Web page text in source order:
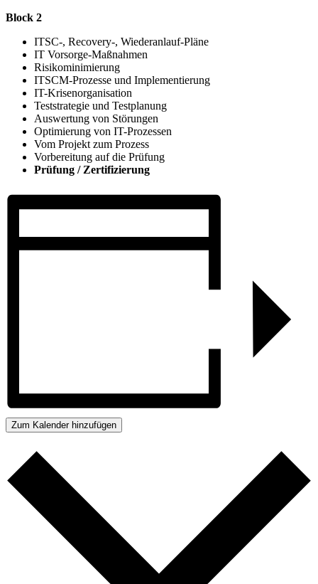
Block 2
ITSC-, Recovery-, Wiederanlauf-Pläne
IT Vorsorge-Maßnahmen
Risikominimierung
ITSCM-Prozesse und Implementierung
IT-Krisenorganisation
Teststrategie und Testplanung
Auswertung von Störungen
Optimierung von IT-Prozessen
Vom Projekt zum Prozess
Vorbereitung auf die Prüfung
Prüfung / Zertifizierung
Zum Kalender hinzufügen